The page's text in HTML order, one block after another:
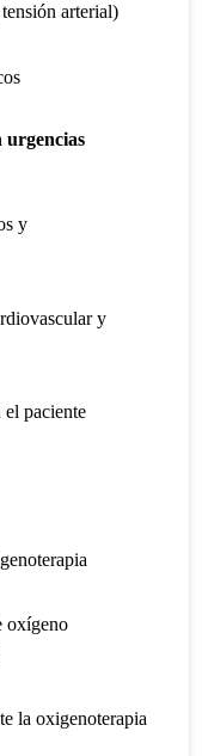
arterial)
urgencias
y
y
paciente
oxígeno
la oxigenoterapia